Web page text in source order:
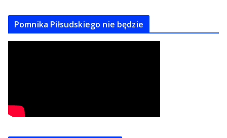
Pomnika Piłsudskiego nie będzie